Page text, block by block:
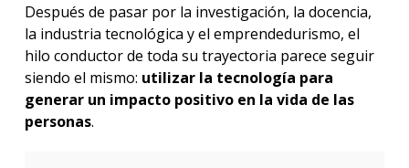
Después de pasar por la investigación, la docencia,
la industria tecnológica y el emprendedurismo, el
hilo conductor de toda su trayectoria parece seguir
siendo el mismo: utilizar la tecnología para
generar un impacto positivo en la vida de las
personas.